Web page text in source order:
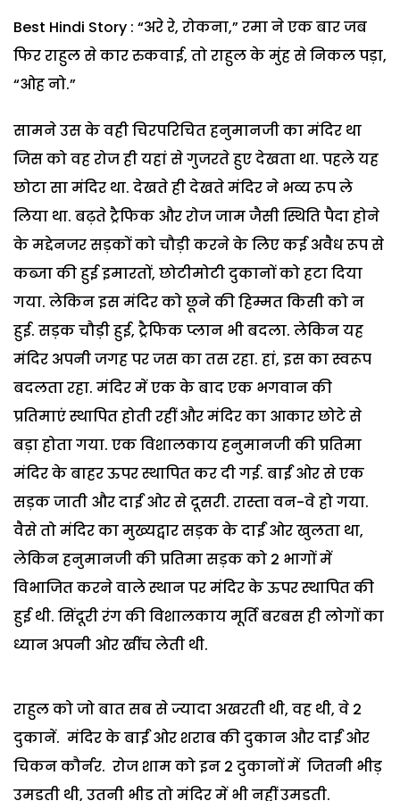
Best Hindi Story : “अरे रे, रोकना,” रमा ने एक बार जब
फिर राहुल से कार रुकवाई, तो राहुल के मुंह से निकल पड़ा,
“ओह नो.”
सामने उस के वही चिरपरिचित हनुमानजी का मंदिर था
जिस को वह रोज ही यहां से गुजरते हुए देखता था. पहले यह
छोटा सा मंदिर था. देखते ही देखते मंदिर ने भव्य रूप ले
लिया था. बढ़ते ट्रैफिक और रोज जाम जैसी स्थिति पैदा होने
के मद्देनजर सड़कों को चौड़ी करने के लिए कई अवैध रूप से
कब्जा की हुई इमारतों, छोटीमोटी दुकानों को हटा दिया
गया. लेकिन इस मंदिर को छूने की हिम्मत किसी को न
हुई. सड़क चौड़ी हुई, ट्रैफिक प्लान भी बदला. लेकिन यह
मंदिर अपनी जगह पर जस का तस रहा. हां, इस का स्वरूप
बदलता रहा. मंदिर में एक के बाद एक भगवान की
प्रतिमाएं स्थापित होती रहीं और मंदिर का आकार छोटे से
बड़ा होता गया. एक विशालकाय हनुमानजी की प्रतिमा
मंदिर के बाहर ऊपर स्थापित कर दी गई. बाईं ओर से एक
सड़क जाती और दाईं ओर से दूसरी. रास्ता वन-वे हो गया.
वैसे तो मंदिर का मुख्यद्वार सड़क के दाईं ओर खुलता था,
लेकिन हनुमानजी की प्रतिमा सड़क को 2 भागों में
विभाजित करने वाले स्थान पर मंदिर के ऊपर स्थापित की
हुई थी. सिंदूरी रंग की विशालकाय मूर्ति बरबस ही लोगों का
ध्यान अपनी ओर खींच लेती थी.
राहुल को जो बात सब से ज्यादा अखरती थी, वह थी, वे 2
दुकानें. मंदिर के बाईं ओर शराब की दुकान और दाईं ओर
चिकन कौर्नर. रोज शाम को इन 2 दुकानों में जितनी भीड़
उमड़ती थी, उतनी भीड़ तो मंदिर में भी नहीं उमड़ती.